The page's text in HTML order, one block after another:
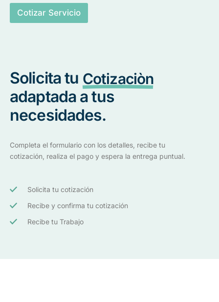
Cotizar Servicio
Solicita tu Cotizaciòn
adaptada a tus
necesidades.
Completa el formulario con los detalles, recibe tu
cotización, realiza el pago y espera la entrega puntual.
Solicita tu cotización
Recibe y confirma tu cotización
Recibe tu Trabajo